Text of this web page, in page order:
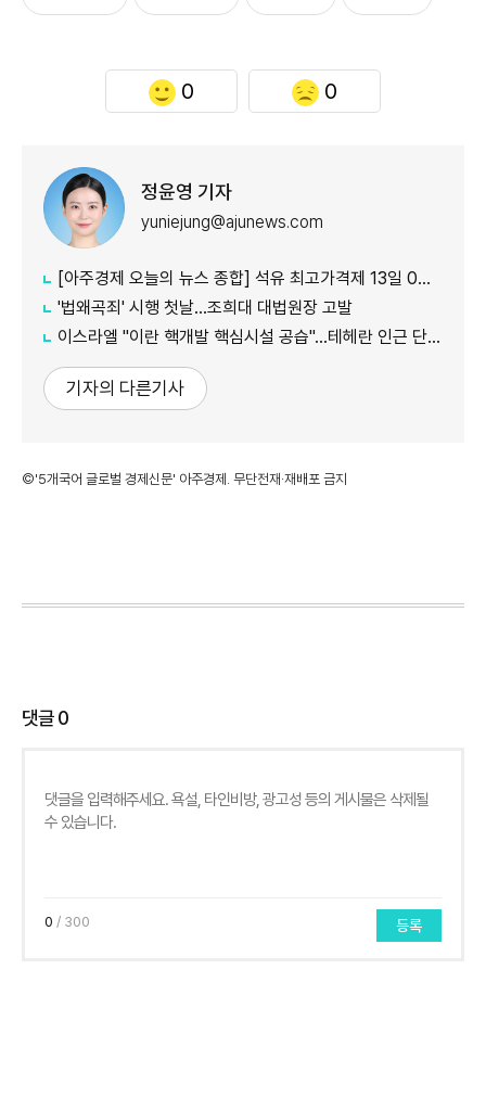
0 0
정윤영 기자
yuniejung@ajunews.com
[아주경제 오늘의 뉴스 종합] 석유 최고가격제 13일 0시부터 시행...도매가 기준 휘발유 1724원·경유 1713원 外
'법왜곡죄' 시행 첫날…조희대 대법원장 고발
이스라엘 "이란 핵개발 핵심시설 공습"…테헤란 인근 단지 타격
기자의 다른기사
©'5개국어 글로벌 경제신문' 아주경제. 무단전재·재배포 금지
댓글0
0 / 300 등록